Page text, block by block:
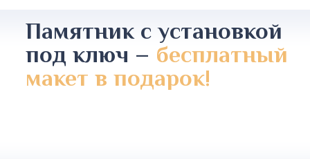
Памятник с установкой
под ключ – бесплатный
макет в подарок!